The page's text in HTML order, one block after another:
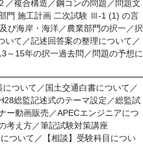
複合構造／鋼コンの問題／問題文
門 施工計画 二次試験 Ⅲ-1 (1) の言
び海岸・海洋／農業部門の択一／択
て／記述回答案の整理について／
～15年の択一過去問／問題の予想に
ついて／国土交通白書について／
総監記述式のテーマ設定／総監試
ー動画販売／APECエンジニアにつ
考え方／筆記試験対策講座
ついて／【相談】受験科目につい